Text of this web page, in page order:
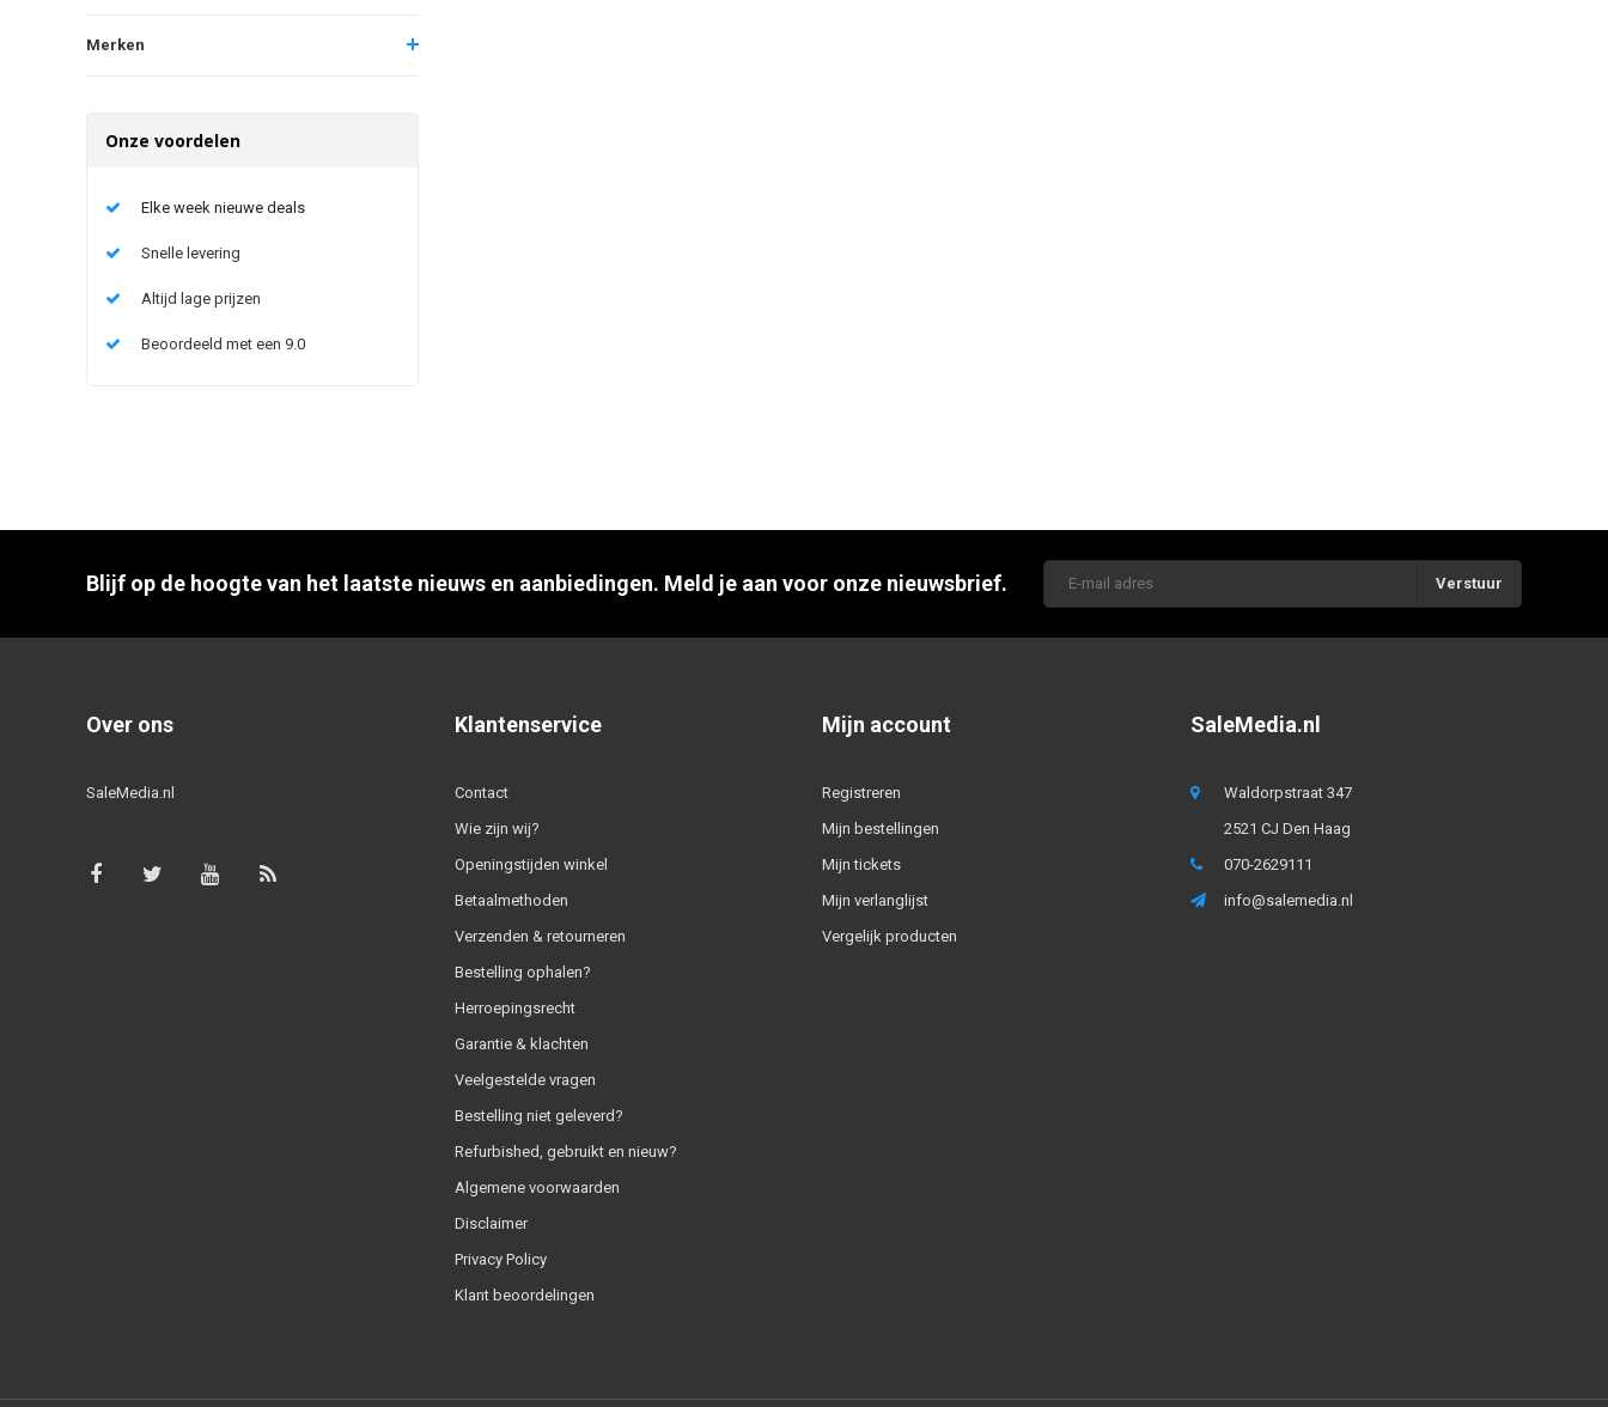
Merken
Onze voordelen
Elke week nieuwe deals
Snelle levering
Altijd lage prijzen
Beoordeeld met een 9.0
Blijf op de hoogte van het laatste nieuws en aanbiedingen. Meld je aan voor onze nieuwsbrief. Verstuur
Over ons
SaleMedia.nl
Klantenservice
Contact
Wie zijn wij?
Openingstijden winkel
Betaalmethoden
Verzenden & retourneren
Bestelling ophalen?
Herroepingsrecht
Garantie & klachten
Veelgestelde vragen
Bestelling niet geleverd?
Refurbished, gebruikt en nieuw?
Algemene voorwaarden
Disclaimer
Privacy Policy
Klant beoordelingen
Mijn account
Registreren
Mijn bestellingen
Mijn tickets
Mijn verlanglijst
Vergelijk producten
SaleMedia.nl
Waldorpstraat 347
2521 CJ Den Haag
070-2629111
info@salemedia.nl